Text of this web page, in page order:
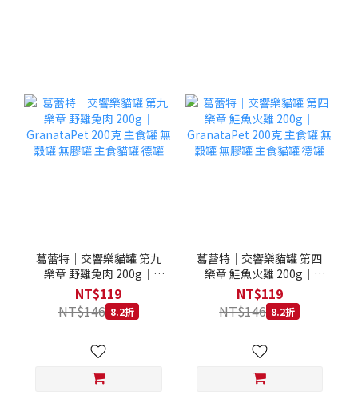
葛蕾特｜交響樂貓罐 第九
樂章 野雞兔肉 200g｜
GranataPet 200克 主食罐
無穀罐 無膠罐 主食貓罐 德
罐
NT$119
NT$146 8.2折
葛蕾特｜交響樂貓罐 第四
樂章 鮭魚火雞 200g｜
GranataPet 200克 主食罐
無穀罐 無膠罐 主食貓罐 德
罐
NT$119
NT$146 8.2折